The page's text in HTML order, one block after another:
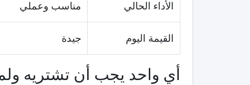
الأداء الحالي مناسب وعملي
القيمة اليوم جيدة
أي واحد يجب أن تشتريه